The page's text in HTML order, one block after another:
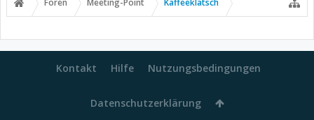
Foren Meeting-Point Kaffeeklatsch
Kontakt Hilfe Nutzungsbedingungen
Datenschutzerklärung